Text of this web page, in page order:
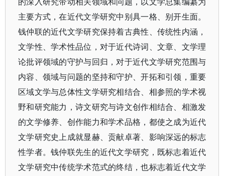
的深入研究带动相关领域和问题，以文学总集编纂为
主要方式，在近代文学研究中别具一格、别开生面。
钱仲联的近代文学研究保持着古典性、传统性内涵，
文学性、学术性品位，对于近代诗词、文章、文学理
论批评领域的守护与回归，对于近代文学研究范围与
内容、领域与问题的坚持和守护、开拓和引领，重要
区域文学与总体性文学研究相结合、相参照的学术视
野和研究能力，诗文研究与诗文创作相结合、相激发
的文学修养、创作能力和学术品格，都使之成为近代
文学研究史上成就显赫、贡献卓著、影响深远的标志
性学者。钱仲联先生的近代文学研究，既标志着近代
文学研究中传统学术范式的终结，也标志着近代文学